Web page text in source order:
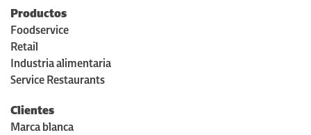
Productos
Foodservice
Retail
Industria alimentaria
Service Restaurants
Clientes
Marca blanca